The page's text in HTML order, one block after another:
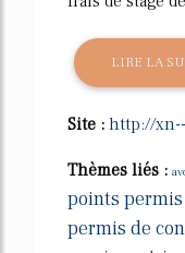
LIRE LA
Site : http://
Thèmes liés :
points
permis de